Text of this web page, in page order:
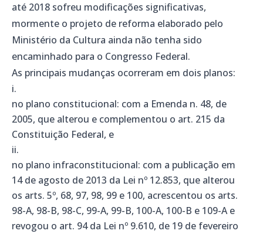
até 2018 sofreu modificações significativas,
mormente o projeto de reforma elaborado pelo
Ministério da Cultura ainda não tenha sido
encaminhado para o Congresso Federal.
As principais mudanças ocorreram em dois planos:
no plano constitucional: com a Emenda n. 48, de
2005, que alterou e complementou o art. 215 da
Constituição Federal, e
no plano infraconstitucional: com a publicação em
14 de agosto de 2013 da Lei nº 12.853, que alterou
os arts. 5º, 68, 97, 98, 99 e 100, acrescentou os arts.
98-A, 98-B, 98-C, 99-A, 99-B, 100-A, 100-B e 109-A e
revogou o art. 94 da Lei nº 9.610, de 19 de fevereiro